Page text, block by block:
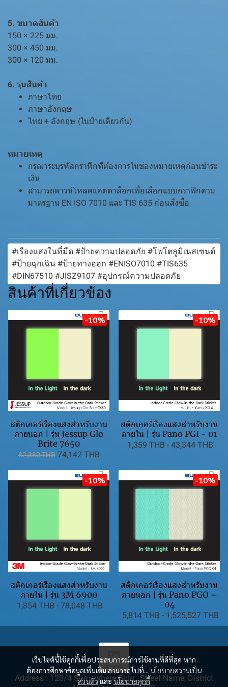
5. ขนาดสินค้า
150 × 225 มม.
300 × 450 มม.
300 × 120 มม.
6. รุ่นสินค้า
ภาษาไทย
ภาษาอังกฤษ
ไทย + อังกฤษ (ในป้ายเดียวกัน)
หมายเหตุ
กรุณาระบุรหัสกราฟิกที่ต้องการในช่องหมายเหตุก่อนชำระ
เงิน
สามารถดาวน์โหลดแคตตาล็อกเพื่อเลือกแบบกราฟิกตาม
มาตรฐาน EN ISO 7010 และ TIS 635 ก่อนสั่งซื้อ
#เรืองแสงในที่มืด #ป้ายความปลอดภัย #โฟโตลูมิเนสเซนต์
#ป้ายฉุกเฉิน #ป้ายทางออก #ENISO7010 #TIS635
#DIN67510 #JISZ9107 #อุปกรณ์ความปลอดภัย
สินค้าที่เกี่ยวข้อง
-10%
สติกเกอร์เรืองแสงสำหรับงาน
ภายนอก | รุ่น Jessup Glo
Brite 7650
82,380 THB 74,142 THB
-10%
สติกเกอร์เรืองแสงสำหรับงาน
ภายใน | รุ่น Pano PGI - 01
1,359 THB - 43,344 THB
-10%
สติกเกอร์เรืองแสงสำหรับงาน
ภายใน | รุ่น 3M 6900
1,854 THB - 78,048 THB
-10%
สติกเกอร์เรืองแสงสำหรับงาน
ภายนอก | รุ่น Pano PGO –
04
5,814 THB - 1,525,527 THB
เว็บไซต์นี้ใช้คุกกี้เพื่อประสบการณ์การใช้งานที่ดีที่สุด หาก
ต้องการศึกษาข้อมูลเพิ่มเติม สามารถไปที่... นโยบายความเป็น
ส่วนตัวและนโยบายคุกกี้
Address : 123/4 Somewhere Bldg., Street Name, District